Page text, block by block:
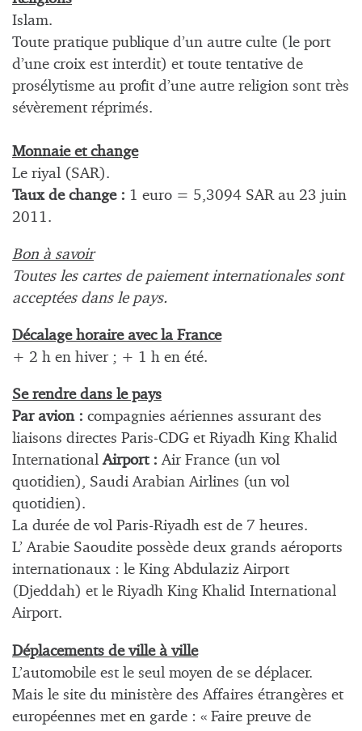
Islam.
Toute pratique publique d’un autre culte (le port
d’une croix est interdit) et toute tentative de
prosélytisme au profit d’une autre religion sont très
sévèrement réprimés.
Monnaie et change
Le riyal (SAR).
Taux de change : 1 euro = 5,3094 SAR au 23 juin
2011.
Bon à savoir
Toutes les cartes de paiement internationales sont
acceptées dans le pays.
Décalage horaire avec la France
+ 2 h en hiver ; + 1 h en été.
Se rendre dans le pays
Par avion : compagnies aériennes assurant des
liaisons directes Paris-CDG et Riyadh King Khalid
InternationalAirport : Air France (un vol
quotidien), Saudi Arabian Airlines (un vol
quotidien).
La durée de vol Paris-Riyadh est de 7 heures.
L’ Arabie Saoudite possède deux grands aéroports
internationaux : le King Abdulaziz Airport
(Djeddah) et le Riyadh King Khalid International
Airport.
Déplacements de ville à ville
L’automobile est le seul moyen de se déplacer.
Mais le site du ministère des Affaires étrangères et
européennes met en garde : « Faire preuve de